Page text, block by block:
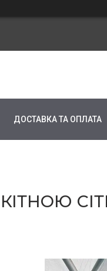
ДОСТАВКА ТА ОПЛАТА